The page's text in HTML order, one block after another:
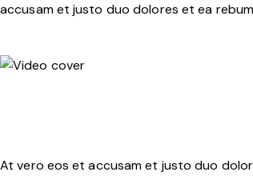
accusam et justo duo dolores et ea
At vero eos et accusam et justo duo